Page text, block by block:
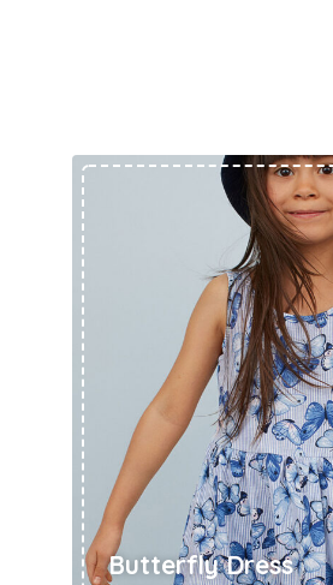
Butterfly Dress